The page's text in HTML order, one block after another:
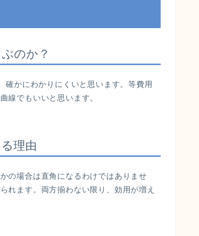
のか？
確かにわかりにくいと思います。等費用
線でもいいと思います。
理由
の場合は直角になるわけではありませ
れます。両方揃わない限り、効用が増え